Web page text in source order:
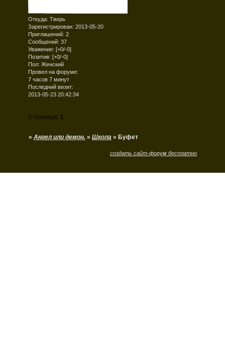
Откуда: Тверь
Зарегистрирован: 2013-05-20
Приглашений: 2
Сообщений: 37
Уважение: [+0/-0]
Позитив: [+0/-0]
Пол: Женский
Провел на форуме:
7 часов 7 минут
Последний визит:
2013-05-23 20:42:34
Страница: 1
» Ангел или демон. » Школа » Буфет
создать сайт-форум бесплатно